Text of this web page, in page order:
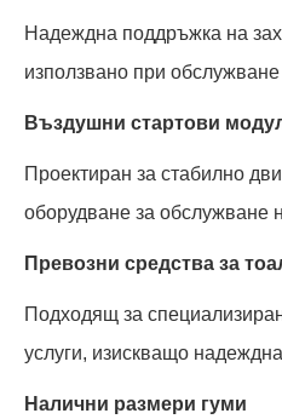
Надеждна поддръжка на
използвано при
Въздушни стартови
Проектиран за стабилно
оборудване за обслужване
Превозни средства за
Подходящ за
услуги, изискващо
Налични размери гуми